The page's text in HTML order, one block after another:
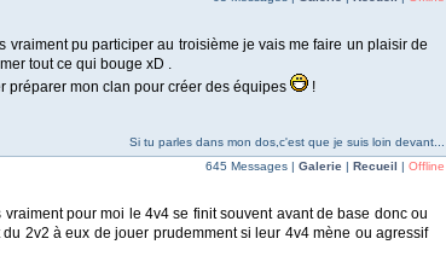
vraiment pu participer au troisième je vais me faire un plaisir de
tout ce qui bouge xD .
préparer mon clan pour créer des équipes
!
Si tu parles dans mon dos,c'est que je suis loin devant...
645 Messages | Galerie | Recueil | Offline
pour moi le 4v4 se finit souvent avant de base donc ou
2v2 à eux de jouer prudemment si leur 4v4 mène ou agressif